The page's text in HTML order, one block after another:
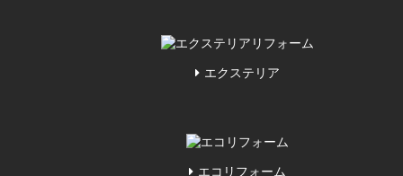
エクステリア
エコリフォーム